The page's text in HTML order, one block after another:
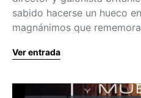
sabido hacerse un hueco
magnánimos que
Ver entrada